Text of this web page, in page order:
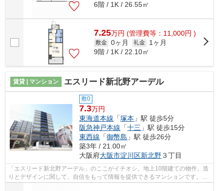
6階 / 1K / 26.55㎡
7.25万円 (管理費等：11,000円 )
敷金 0ヶ月 礼金
1ヶ月
9階 / 1K / 22.10㎡
賃貸 | マンション エスリード新北野アーデル
敷0
7.3万円
東海道本線 「塚本 」駅 徒歩5分
阪急神戸本線 「十三 」駅 徒歩15分
東西線 「御幣島 」駅 徒歩26分
築3年 / 21.00㎡
大阪府大阪市淀川区新北野３丁目
「エスリード新北野アーデル」のここがイチオシ。地上10階建ての物件。造
りとデザインに関して、自信をもって情報を提供できるマンションです。こ
ちらは初期費用をカードでお支払いい...